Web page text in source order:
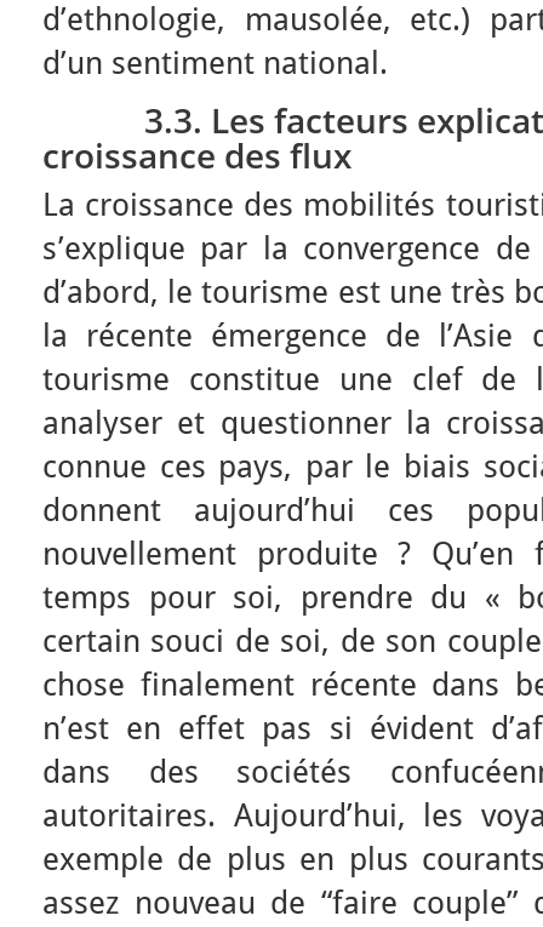
d’ethnologie, mausolée, etc.)
d’un sentiment national.
3.3. Les facteurs
croissance des flux
La croissance des mobilités
s’explique par la convergence
d’abord, le tourisme est une très
la récente émergence de
tourisme constitue une clef de
analyser et questionner la
connue ces pays, par le biais
donnent aujourd’hui ces
nouvellement produite ?
temps pour soi, prendre du «
certain souci de soi, de son
chose finalement récente dans
n’est en effet pas si évident
dans des sociétés
autoritaires. Aujourd’hui, les
exemple de plus en plus
assez nouveau de “faire